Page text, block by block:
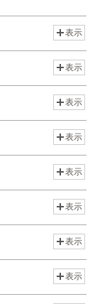
表示
表示
表示
表示
表示
表示
表示
表示